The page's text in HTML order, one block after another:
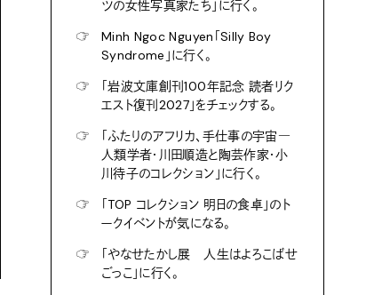
ツの女性写真家たち」に行く。
☞
Minh Ngoc Nguyen「Silly Boy
Syndrome」に行く。
☞
「岩波文庫創刊100年記念 読者リク
エスト復刊2027」をチェックする。
☞
「ふたりのアフリカ、手仕事の宇宙―
人類学者・川田順造と陶芸作家・小
川待子のコレクション」に行く。
☞
「TOP コレクション 明日の食卓」のト
ークイベントが気になる。
☞
「やなせたかし展 人生はよろこばせ
ごっこ」に行く。